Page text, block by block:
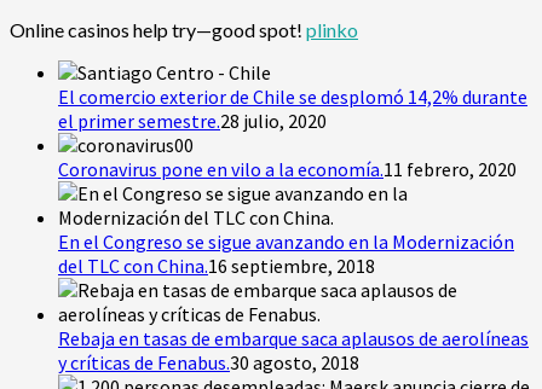
Online casinos help try—good spot! plinko
El comercio exterior de Chile se desplomó 14,2% durante
el primer semestre.28 julio, 2020
Coronavirus pone en vilo a la economía.11 febrero, 2020
En el Congreso se sigue avanzando en la Modernización
del TLC con China.16 septiembre, 2018
Rebaja en tasas de embarque saca aplausos de aerolíneas
y críticas de Fenabus.30 agosto, 2018